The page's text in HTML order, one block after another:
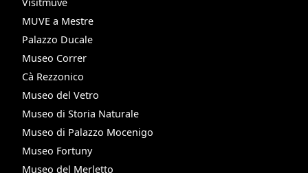
MUVE a Mestre
Palazzo Ducale
Museo Correr
Cà Rezzonico
Museo del Vetro
Museo di Storia Naturale
Museo di Palazzo Mocenigo
Museo Fortuny
Museo del Merletto